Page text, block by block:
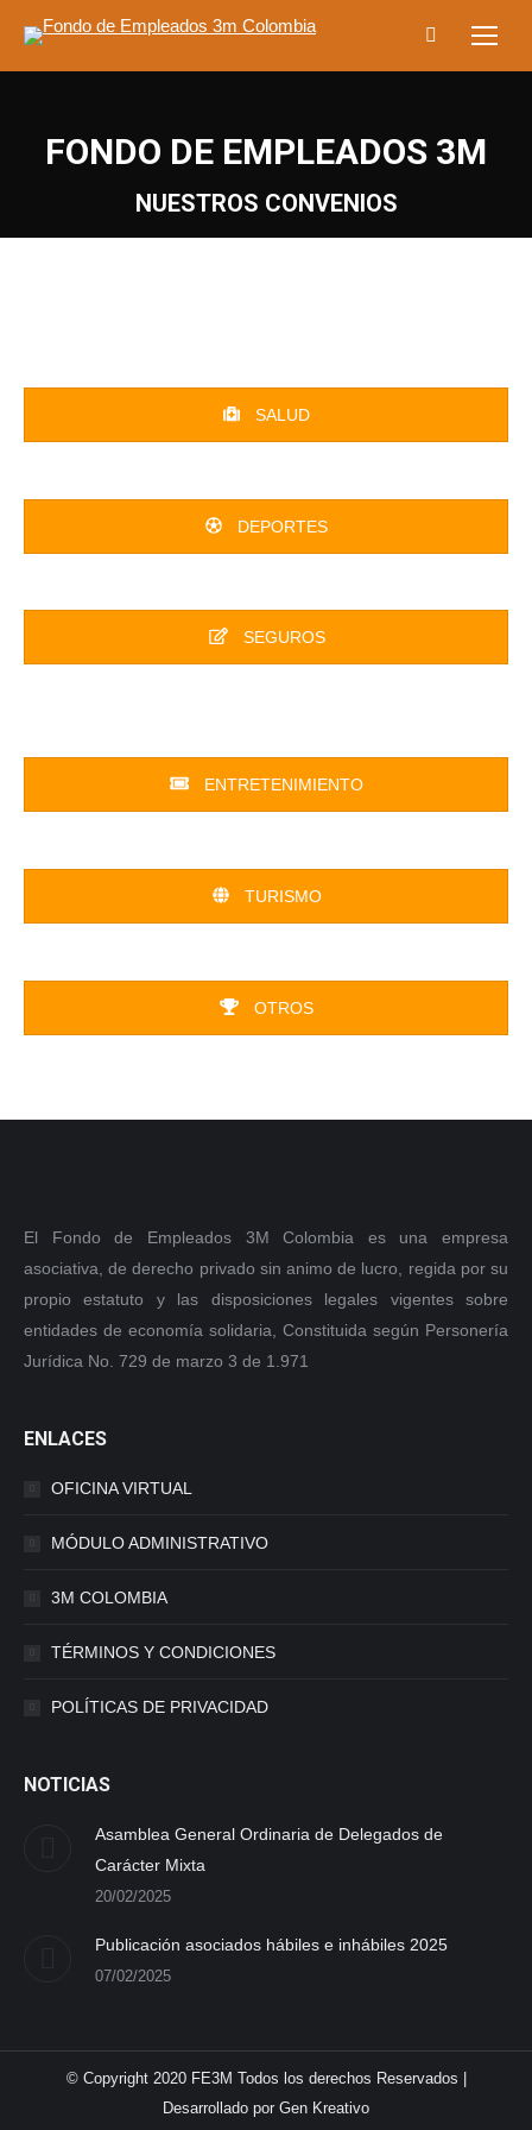
Buscar:
FONDO DE EMPLEADOS 3M
NUESTROS CONVENIOS
SALUD
DEPORTES
SEGUROS
ENTRETENIMIENTO
TURISMO
OTROS
El Fondo de Empleados 3M Colombia es una empresa
asociativa, de derecho privado sin animo de lucro, regida por su
propio estatuto y las disposiciones legales vigentes sobre
entidades de economía solidaria, Constituida según Personería
Jurídica No. 729 de marzo 3 de 1.971
ENLACES
OFICINA VIRTUAL
MÓDULO ADMINISTRATIVO
3M COLOMBIA
TÉRMINOS Y CONDICIONES
POLÍTICAS DE PRIVACIDAD
NOTICIAS
Asamblea General Ordinaria de Delegados de
Carácter Mixta
20/02/2025
Publicación asociados hábiles e inhábiles 2025
07/02/2025
© Copyright 2020 FE3M Todos los derechos Reservados |
Desarrollado por Gen Kreativo